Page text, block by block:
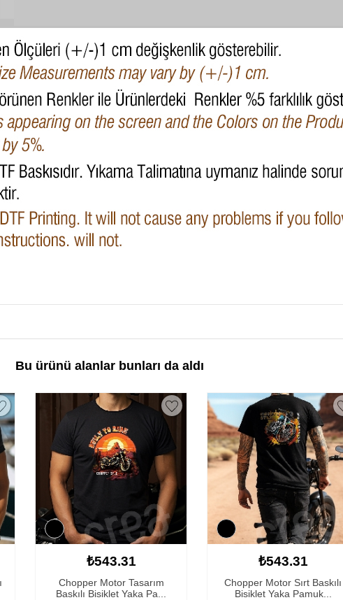
Bu ürünü alanlar bunları da aldı
₺543.31
Chopper Motor Tasarım
Baskılı Bisiklet Yaka Pa...
₺543.31
Chopper Motor Sırt Baskılı
Bisiklet Yaka Pamuk...